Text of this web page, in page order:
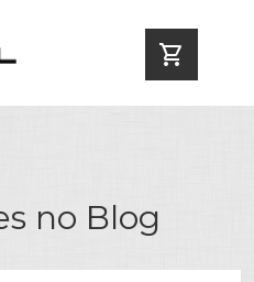
shopping_cart
no Blog